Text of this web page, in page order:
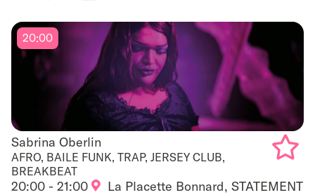
Sabrina Oberlin
Sabrina Oberlin
AFRO, BAILE FUNK, TRAP, JERSEY CLUB,
BREAKBEAT
20:00 - 21:00 La Placette Bonnard, STATEMENT
20:00
Add